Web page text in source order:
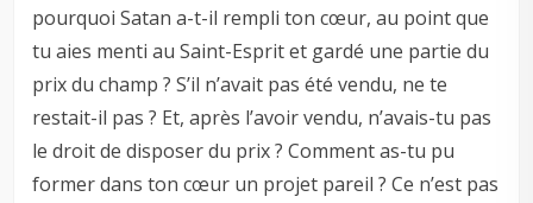
pourquoi Satan a-t-il rempli ton cœur, au point que
tu aies menti au Saint-Esprit et gardé une partie du
prix du champ ? S’il n’avait pas été vendu, ne te
restait-il pas ? Et, après l’avoir vendu, n’avais-tu pas
le droit de disposer du prix ? Comment as-tu pu
former dans ton cœur un projet pareil ? Ce n’est pas